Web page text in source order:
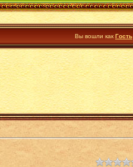
Вы вошли как Гость